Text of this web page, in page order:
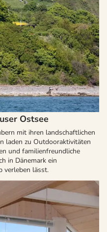
Ostsee
mit ihren landschaftlichen
laden zu Outdooraktivitäten
und familienfreundliche
in Dänemark ein
verleben lässt.